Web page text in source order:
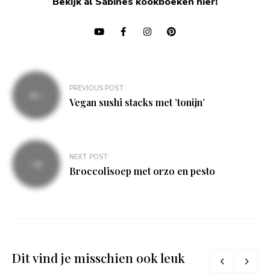
Bericht
navigatie
PREVIOUS POST
Vegan sushi stacks met ’tonijn’
NEXT POST
Broccolisoep met orzo en pesto
Dit vind je misschien ook leuk